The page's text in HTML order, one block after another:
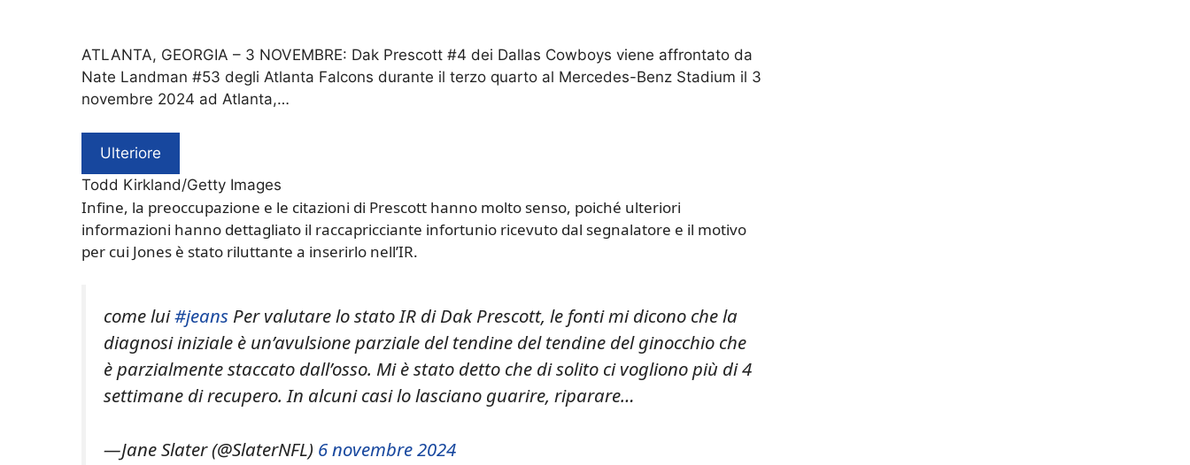
ATLANTA, GEORGIA – 3 NOVEMBRE: Dak Prescott #4 dei Dallas Cowboys viene affrontato da
Nate Landman #53 degli Atlanta Falcons durante il terzo quarto al Mercedes-Benz Stadium il 3
novembre 2024 ad Atlanta,…
Ulteriore
Todd Kirkland/Getty Images
Infine, la preoccupazione e le citazioni di Prescott hanno molto senso, poiché ulteriori
informazioni hanno dettagliato il raccapricciante infortunio ricevuto dal segnalatore e il motivo
per cui Jones è stato riluttante a inserirlo nell’IR.
come lui#jeans Per valutare lo stato IR di Dak Prescott, le fonti mi dicono che la
diagnosi iniziale è un’avulsione parziale del tendine del tendine del ginocchio che
è parzialmente staccato dall’osso. Mi è stato detto che di solito ci vogliono più di 4
settimane di recupero. In alcuni casi lo lasciano guarire, riparare…
—Jane Slater (@SlaterNFL) 6 novembre 2024